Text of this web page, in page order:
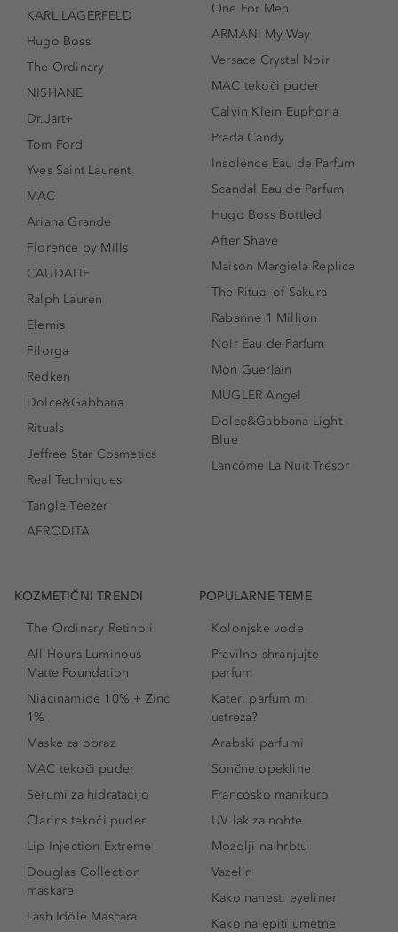
KARL LAGERFELD
Hugo Boss
The Ordinary
NISHANE
Dr.Jart+
Tom Ford
Yves Saint Laurent
MAC
Ariana Grande
Florence by Mills
CAUDALIE
Ralph Lauren
Elemis
Filorga
Redken
Dolce&Gabbana
Rituals
Jeffree Star Cosmetics
Real Techniques
Tangle Teezer
AFRODITA
One For Men
ARMANI My Way
Versace Crystal Noir
MAC tekoči puder
Calvin Klein Euphoria
Prada Candy
Insolence Eau de Parfum
Scandal Eau de Parfum
Hugo Boss Bottled
After Shave
Maison Margiela Replica
The Ritual of Sakura
Rabanne 1 Million
Noir Eau de Parfum
Mon Guerlain
MUGLER Angel
Dolce&Gabbana Light
Blue
Lancôme La Nuit Trésor
KOZMETIČNI TRENDI
The Ordinary Retinoli
All Hours Luminous
Matte Foundation
Niacinamide 10% + Zinc
1%
Maske za obraz
MAC tekoči puder
Serumi za hidratacijo
Clarins tekoči puder
Lip Injection Extreme
Douglas Collection
maskare
Lash Idôle Mascara
POPULARNE TEME
Kolonjske vode
Pravilno shranjujte
parfum
Kateri parfum mi
ustreza?
Arabski parfumi
Sončne opekline
Francosko manikuro
UV lak za nohte
Mozolji na hrbtu
Vazelin
Kako nanesti eyeliner
Kako nalepiti umetne